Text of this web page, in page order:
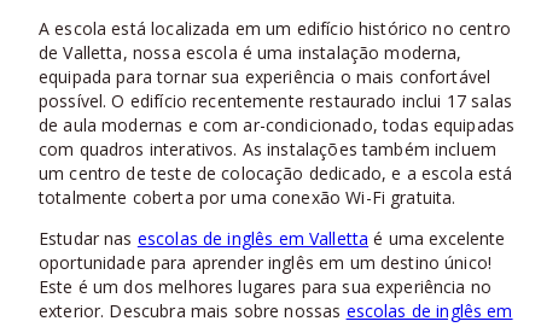
A escola está localizada em um edifício histórico no centro
de Valletta, nossa escola é uma instalação moderna,
equipada para tornar sua experiência o mais confortável
possível. O edifício recentemente restaurado inclui 17 salas
de aula modernas e com ar-condicionado, todas equipadas
com quadros interativos. As instalações também incluem
um centro de teste de colocação dedicado, e a escola está
totalmente coberta por uma conexão Wi-Fi gratuita.
Estudar nas escolas de inglês em Valletta é uma excelente
oportunidade para aprender inglês em um destino único!
Este é um dos melhores lugares para sua experiência no
exterior. Descubra mais sobre nossas escolas de inglês em